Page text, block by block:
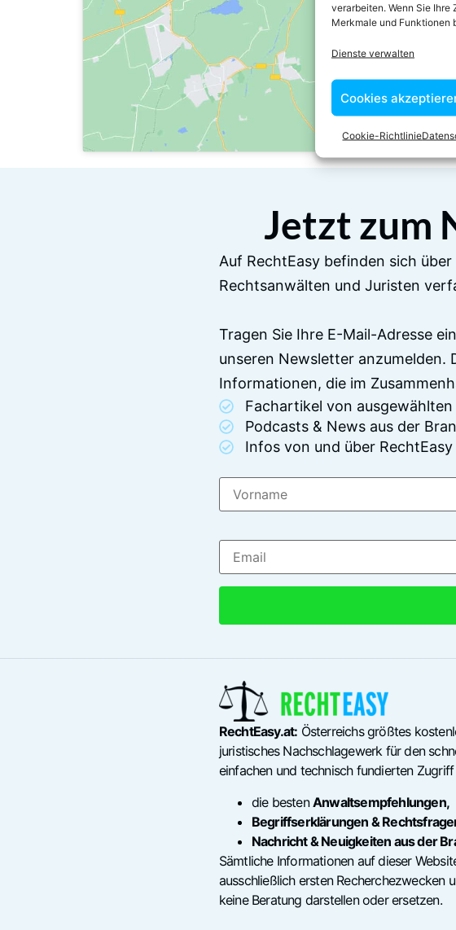
verarbeiten. Wenn Sie
Merkmale und Funktionen
Dienste verwalten
Cookies
Cookie-Richtlinie
Jetzt zum
Auf RechtEasy befinden sich
Rechtsanwälten und Juristen
Tragen Sie Ihre E-Mail-Adresse
unseren Newsletter anzumelden.
Informationen, die im
Fachartikel von
Podcasts & News aus der
Infos von und über RechtEasy
RechtEasy.at: Österreichs größtes
juristisches Nachschlagewerk für den
einfachen und technisch fundierten Zugriff
die bestenAnwaltsempfehlungen,
Begriffserklärungen &
Nachricht & Neuigkeiten aus der
Sämtliche Informationen auf dieser
ausschließlich ersten Recherchezwecken
keine Beratung darstellen oder ersetzen.